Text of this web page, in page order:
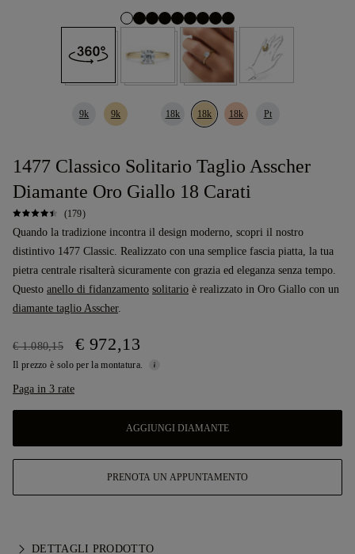
9k 9k 18k 18k 18k Pt
1477 Classico Solitario Taglio Asscher
Diamante Oro Giallo 18 Carati
(179)
Quando la tradizione incontra il design moderno, scopri il nostro
distintivo 1477 Classic. Realizzato con una semplice fascia piatta, la tua
pietra centrale risalterà sicuramente con grazia ed eleganza senza tempo.
Questo anello di fidanzamento solitario è realizzato in Oro Giallo con un
diamante taglio Asscher.
€ 1.080,15 € 972,13
Il prezzo è solo per la montatura.
Paga in 3 rate
AGGIUNGI DIAMANTE
PRENOTA UN APPUNTAMENTO
DETTAGLI PRODOTTO